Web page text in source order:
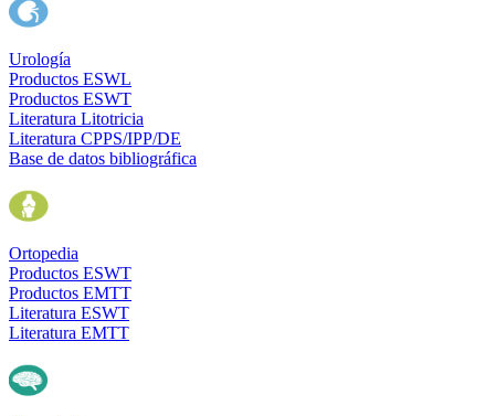
Urología
Productos ESWL
Productos ESWT
Literatura Litotricia
Literatura CPPS/IPP/DE
Base de datos bibliográfica
Ortopedia
Productos ESWT
Productos EMTT
Literatura ESWT
Literatura EMTT